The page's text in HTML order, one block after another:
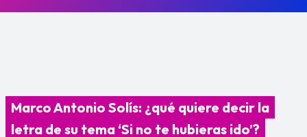
Marco Antonio Solís: ¿qué quiere decir la
letra de su tema ‘Si no te hubieras ido’?